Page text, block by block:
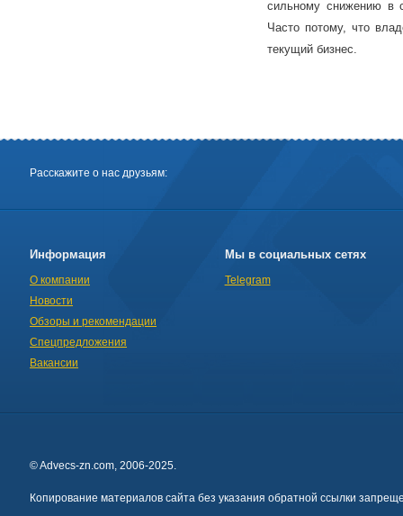
сильному снижению в
Часто потому, что
текущий бизнес.
Расскажите о нас друзьям:
Информация
О компании
Новости
Обзоры и рекомендации
Спецпредложения
Вакансии
Мы в социальных сетях
Telegram
© Advecs-zn.com, 2006-2025.
Копирование материалов сайта без указания обратной ссылки